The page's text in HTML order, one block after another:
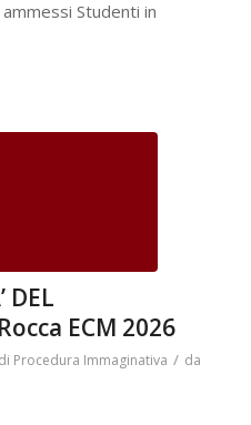
Studenti in
DEL
ECM 2026
Procedura Immaginativa / da